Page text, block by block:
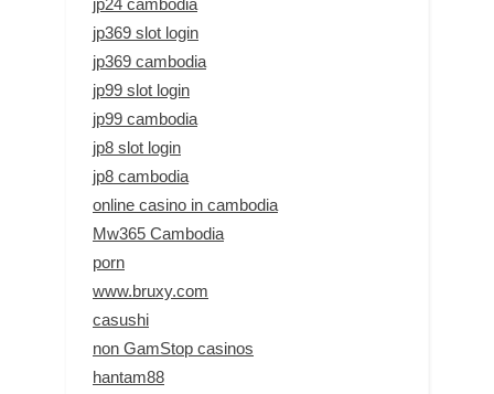
jp369 slot login
jp369 cambodia
jp99 slot login
jp99 cambodia
jp8 slot login
jp8 cambodia
online casino in cambodia
Mw365 Cambodia
porn
www.bruxy.com
casushi
non GamStop casinos
hantam88